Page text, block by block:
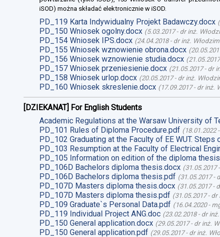
iSOD) można składać elektronicznie w iSOD.
PD_119 Karta Indywidualny Projekt Badawczy.docx (
PD_150 Wniosek ogolny.docx (5.03.2017- dr inż.
PD_154 Wniosek IPS.docx (24.04.2018- dr inż.
PD_155 Wniosek wznowienie obrona.docx (
PD_156 Wniosek wznowienie studia.docx (21.05.2017
PD_157 Wniosek przeniesienie.docx (21.05.2017- dr
PD_158 Wniosek urlop.docx (20.05.2017- dr inż.
PD_160 Wniosek skreslenie.docx (17.09.2017- dr inż.
[DZIEKANAT] For English Students
Academic Regulations at the Warsaw University of
PD_101 Rules of Diploma Procedure.pdf (18.01.2022
PD_102 Graduating at the Faculty of EE WUT.
PD_103 Resumption at the Faculty of Electrical
PD_105 Information on edition of the diploma
PD_106D Bachelors diploma thesis.docx (31.05.2017
PD_106D Bachelors diploma thesis.pdf (31.05.2017-
PD_107D Masters diploma thesis.docx (31.05.2017-
PD_107D Masters diploma thesis.pdf (31.05.2017- dr
PD_109 Graduate`s Personal Data.pdf (16.04.2020-
PD_119 Individual Project ANG.doc (23.02.2018- dr
PD_150 General application.docx (29.05.2017- dr inż.
PD_150 General application.pdf (29.05.2017- dr inż.